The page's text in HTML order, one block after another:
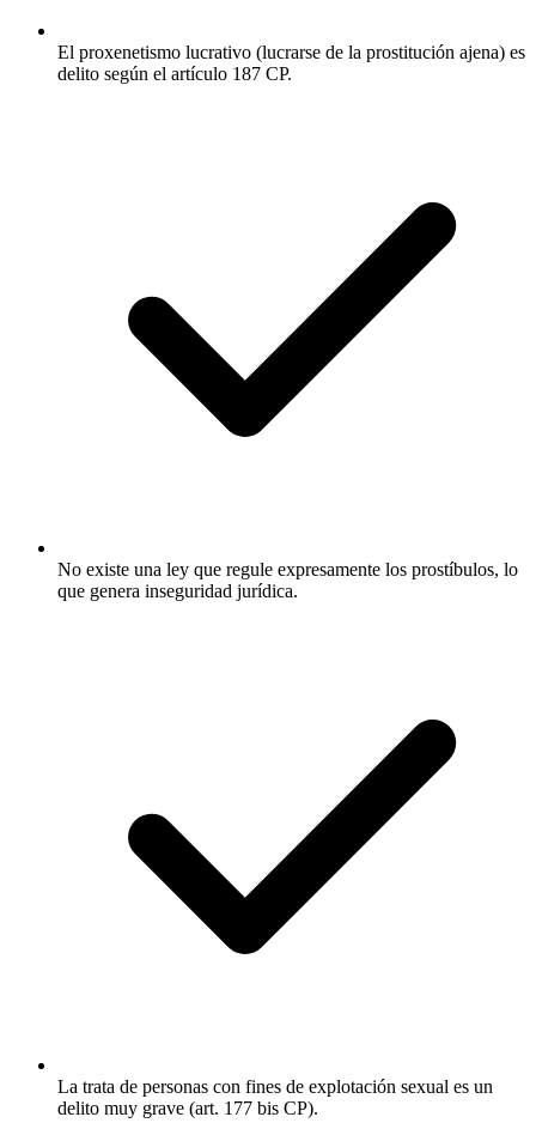
El proxenetismo lucrativo (lucrarse de la prostitución ajena) es
delito según el artículo 187 CP.
No existe una ley que regule expresamente los prostíbulos, lo
que genera inseguridad jurídica.
La trata de personas con fines de explotación sexual es un
delito muy grave (art. 177 bis CP).